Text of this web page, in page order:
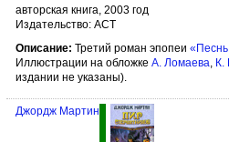
авторская книга, 2003 год
Издательство: АСТ
Описание: Третий роман эпопеи
Иллюстрации на обложке А. Ломаева, К.
издании не указаны).
Джордж Мартин